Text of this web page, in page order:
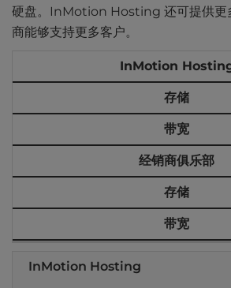
硬盘。InMotion Hosting 还可提供更
商能够支持更多客户。
InMotion
存储
带宽
经销商俱乐部
存储
带宽